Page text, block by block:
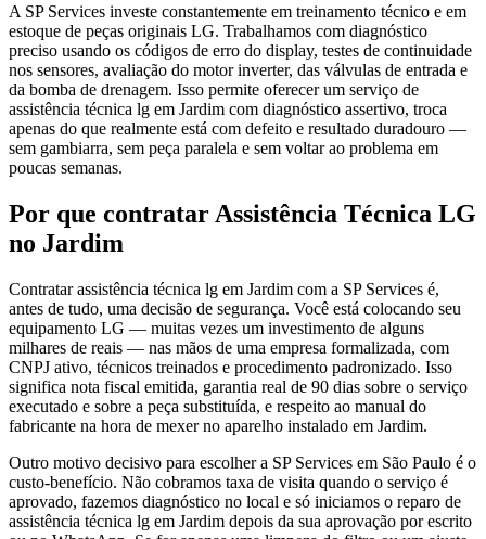
A SP Services investe constantemente em treinamento técnico e em
estoque de peças originais LG. Trabalhamos com diagnóstico
preciso usando os códigos de erro do display, testes de continuidade
nos sensores, avaliação do motor inverter, das válvulas de entrada e
da bomba de drenagem. Isso permite oferecer um serviço de
assistência técnica lg em Jardim com diagnóstico assertivo, troca
apenas do que realmente está com defeito e resultado duradouro —
sem gambiarra, sem peça paralela e sem voltar ao problema em
poucas semanas.
Por que contratar Assistência Técnica LG
no Jardim
Contratar assistência técnica lg em Jardim com a SP Services é,
antes de tudo, uma decisão de segurança. Você está colocando seu
equipamento LG — muitas vezes um investimento de alguns
milhares de reais — nas mãos de uma empresa formalizada, com
CNPJ ativo, técnicos treinados e procedimento padronizado. Isso
significa nota fiscal emitida, garantia real de 90 dias sobre o serviço
executado e sobre a peça substituída, e respeito ao manual do
fabricante na hora de mexer no aparelho instalado em Jardim.
Outro motivo decisivo para escolher a SP Services em São Paulo é o
custo-benefício. Não cobramos taxa de visita quando o serviço é
aprovado, fazemos diagnóstico no local e só iniciamos o reparo de
assistência técnica lg em Jardim depois da sua aprovação por escrito